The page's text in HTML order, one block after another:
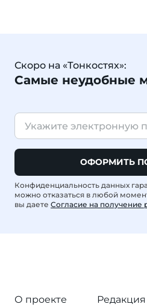
Скоро на «Тонкостях»:
Самые неудобные
ОФОРМИТЬ
Конфиденциальность данных
можно отказаться в любой
вы даете Согласие на получение
О проекте
Редакция